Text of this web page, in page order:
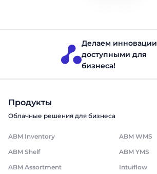
Делаем инновации
доступными для
бизнеса!
Продукты
Облачные решения для бизнеса
ABM Inventory
ABM WMS
ABM Shelf
ABM YMS
ABM Assortment
Intuiflow